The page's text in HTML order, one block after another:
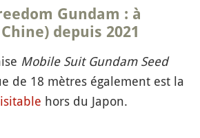
Gundam : à
depuis 2021
Mobile Suit Gundam Seed
de 18 mètres également est la
hors du Japon.